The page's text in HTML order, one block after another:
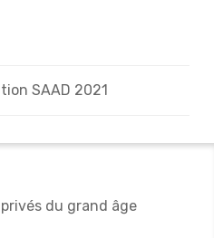
SAAD 2021